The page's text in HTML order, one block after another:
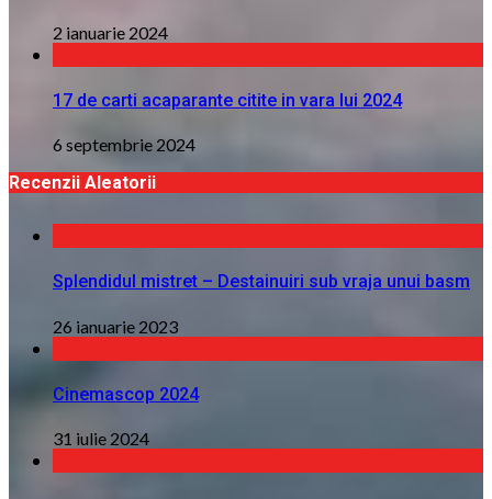
2 ianuarie 2024
17 de carti acaparante citite in vara lui 2024
6 septembrie 2024
Recenzii Aleatorii
Splendidul mistret – Destainuiri sub vraja unui basm
26 ianuarie 2023
Cinemascop 2024
31 iulie 2024